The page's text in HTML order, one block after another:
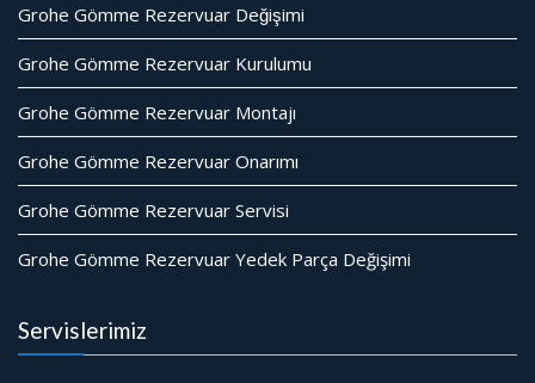
Grohe Gömme Rezervuar Değişimi
Grohe Gömme Rezervuar Kurulumu
Grohe Gömme Rezervuar Montajı
Grohe Gömme Rezervuar Onarımı
Grohe Gömme Rezervuar Servisi
Grohe Gömme Rezervuar Yedek Parça Değişimi
Servislerimiz